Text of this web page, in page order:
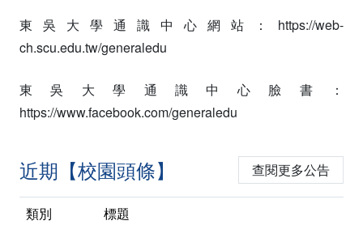
東吳大學通識中心網站：https://web-
ch.scu.edu.tw/generaledu
東吳大學通識中心臉書：
https://www.facebook.com/generaledu
近期【校園頭條】 查閱更多公告
類別
標題